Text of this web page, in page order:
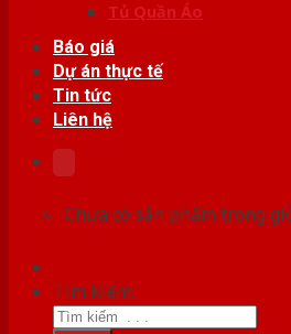
Tủ Quần Áo
Báo giá
Dự án thực tế
Tin tức
Liên hệ
Chưa có sản phẩm trong
Tìm kiếm: